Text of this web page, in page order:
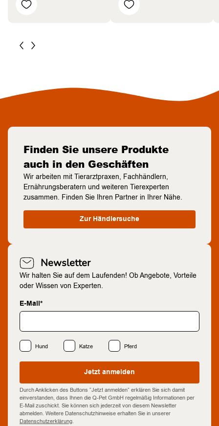
Finden Sie unsere Produkte
auch in den Geschäften
Wir arbeiten mit Tierarztpraxen, Fachhändlern,
Ernährungsberatern und weiteren Tierexperten
zusammen. Finden Sie Ihren Partner in Ihrer Nähe.
Zur Händlersuche
Newsletter
Wir halten Sie auf dem Laufenden! Ob Angebote, Vorteile
oder Wissen von Experten.
E-Mail*
Hund Katze Pferd
Jetzt anmelden
Durch Anklicken des Buttons “Jetzt anmelden” erklären Sie sich damit
einverstanden, dass Ihnen die Q-Pet GmbH regelmäßig Informationen per
E-Mail zuschickt. Sie können sich jederzeit von diesem Newsletter
abmelden. Weitere Datenschutzhinweise erhalten Sie in unserer
Datenschutzerklärung.